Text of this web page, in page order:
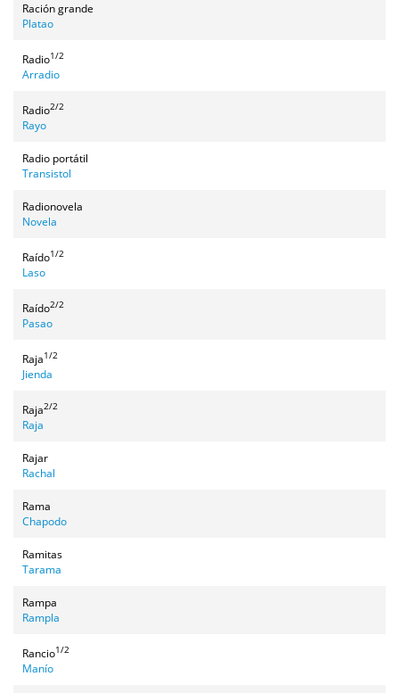
Ración grande
Platao
Radio1/2
Arradio
Radio2/2
Rayo
Radio portátil
Transistol
Radionovela
Novela
Raído1/2
Laso
Raído2/2
Pasao
Raja1/2
Jienda
Raja2/2
Raja
Rajar
Rachal
Rama
Chapodo
Ramitas
Tarama
Rampa
Rampla
Rancio1/2
Manío